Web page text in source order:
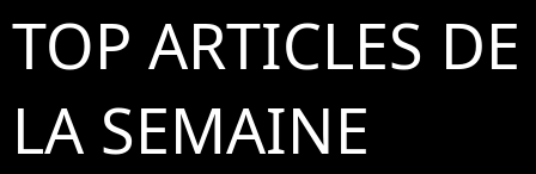
TOP ARTICLES DE
LA SEMAINE